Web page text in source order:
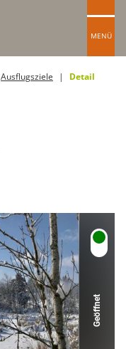
MENÜ
Ausflugsziele Detail
Geöffnet